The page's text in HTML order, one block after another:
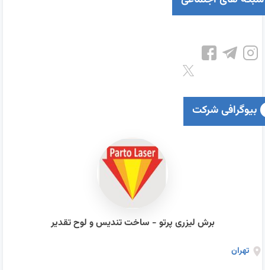
بیوگرافی شرکت
برش لیزری پرتو - ساخت تندیس و لوح تقدیر
تهران